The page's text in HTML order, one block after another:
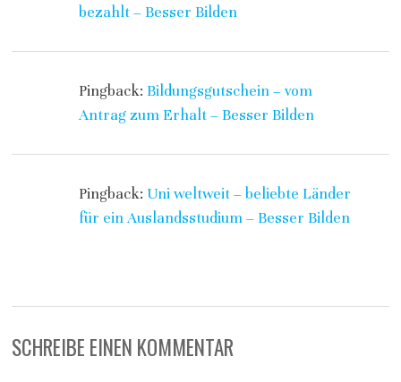
bezahlt – Besser Bilden
Pingback: Bildungsgutschein – vom
Antrag zum Erhalt – Besser Bilden
Pingback: Uni weltweit – beliebte Länder
für ein Auslandsstudium – Besser Bilden
SCHREIBE EINEN KOMMENTAR